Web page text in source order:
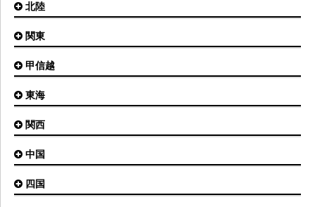
旭川空港
オホーツク紋別空港
釧路空港
稚内空港
とかち帯広空港
根室中標津空港
奥尻空港
利尻空港
仙台空港
青森空港
三沢空港
福島空港
大館能代空港
庄内空港
山形空港
北陸
小松空港
能登空港
関東
東京(羽田)空港
茨城空港
八丈島空港
甲信越
新潟空港
東海
名古屋(中部)空港
静岡空港
関西
大阪(伊丹)空港
神戸空港
中国
広島空港
四国